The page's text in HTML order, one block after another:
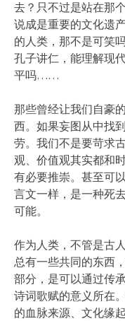
去？只不过是站在那
说成是重要的文化遗
的人类，那不是可笑
孔子讲仁，能理解现
平吗……
那些曾经让我们自豪
西。如果妄图从中找
劳。我们不是要苛求
观、价值观其实都和
有必要推崇。甚至可
言文一样，是一种死
可能。
作为人类，不管是古
总有一些共同的东西
部分，是可以通过传
诗词歌赋的意义所在
的血脉来源、文化缘